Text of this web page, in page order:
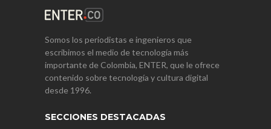
Somos los periodistas e ingenieros que
escribimos el medio de tecnología más
importante de Colombia, ENTER, que le ofrece
contenido sobre tecnología y cultura digital
desde 1996.
SECCIONES DESTACADAS